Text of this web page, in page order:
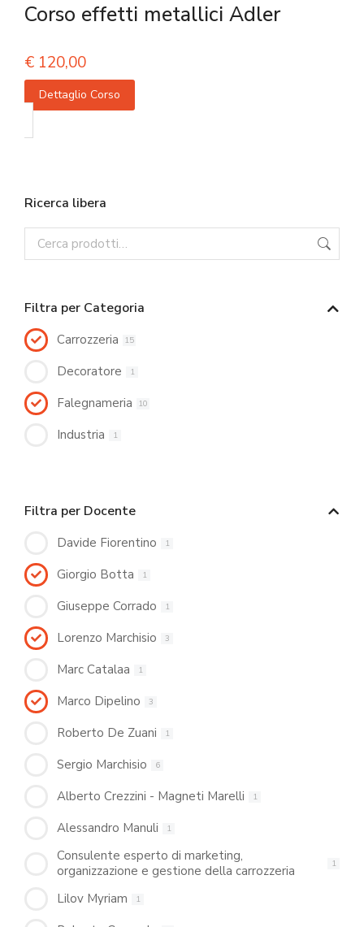
Corso effetti metallici Adler
€ 120,00
Dettaglio Corso
Ricerca libera
Filtra per Categoria
Carrozzeria 15
Decoratore 1
Falegnameria 10
Industria 1
Filtra per Docente
Davide Fiorentino 1
Giorgio Botta 1
Giuseppe Corrado 1
Lorenzo Marchisio 3
Marc Catalaa 1
Marco Dipelino 3
Roberto De Zuani 1
Sergio Marchisio 6
Alberto Crezzini - Magneti Marelli 1
Alessandro Manuli 1
Consulente esperto di marketing,
organizzazione e gestione della carrozzeria
1
Lilov Myriam 1